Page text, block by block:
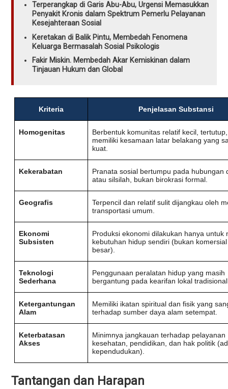
Terperangkap di Garis Abu-Abu, Urgensi Memasukkan
Penyakit Kronis dalam Spektrum Pemerlu Pelayanan
Kesejahteraan Sosial
Keretakan di Balik Pintu, Membedah Fenomena
Keluarga Bermasalah Sosial Psikologis
Fakir Miskin. Membedah Akar Kemiskinan dalam
Tinjauan Hukum dan Global
Kriteria Penjelasan Substansi
Homogenitas
Berbentuk komunitas relatif kecil,
memiliki kesamaan latar belakang yang
kuat.
Kekerabatan
Pranata sosial bertumpu pada hubungan
atau silsilah, bukan birokrasi formal.
Geografis
Terpencil dan relatif sulit dijangkau oleh
transportasi umum.
Ekonomi
Subsisten
Produksi ekonomi dilakukan hanya untuk
kebutuhan hidup sendiri (bukan
besar).
Teknologi
Sederhana
Penggunaan peralatan hidup yang masih
bergantung pada kearifan lokal
Ketergantungan
Alam
Memiliki ikatan spiritual dan fisik yang
terhadap sumber daya alam setempat.
Keterbatasan
Akses
Minimnya jangkauan terhadap pelayanan
kesehatan, pendidikan, dan hak politik
kependudukan).
Tantangan dan Harapan